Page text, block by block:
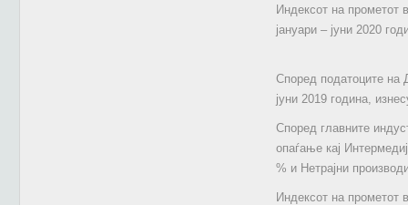
Индексот на прометот
јануари ‒ јуни 2020
Според податоците на
јуни 2019 година,
Според главните
опаѓање кај
% и Нетрајни
Индексот на прометот